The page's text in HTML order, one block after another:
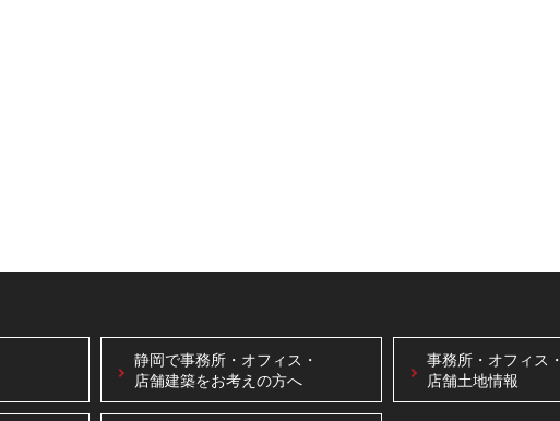
静岡で事務所・オフィス・
店舗建築をお考えの方へ
事務所・オフィス・
店舗土地情報